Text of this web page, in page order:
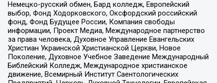
Немецко-русский обмен, Бард колледж, Европейский
выбор, Фонд Ходорковского, Оксфордский российский
фонд, Фонд Будущее России, Компания свободы
информации, Проект Медиа, Международное партнерство
за права человека, Духовное Управление Евангельских
Христиан Украинской Христианской Церкви, Новое
Поколение, Духовное Учебное Заведение Международный
Библейский Колледж, Международное христианское
движение, Всемирный Институт Саентологических